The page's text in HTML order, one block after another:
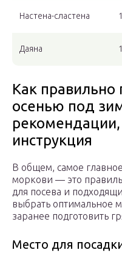
Настена-сластена
Даяна
Как правильно
осенью под
инструкция
В общем, самое
моркови — это
для посева и
выбрать оптимальное
заранее подготовить
Место для